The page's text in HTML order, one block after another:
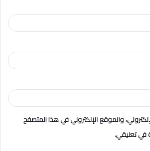
والموقع الإلكتروني في هذا المتصفح
في تعليقي.